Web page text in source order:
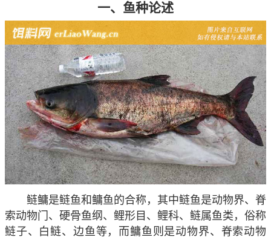
一、鱼种论述
鲢鳙是鲢鱼和鳙鱼的合称，其中鲢鱼是动物界、脊
索动物门、硬骨鱼纲、鲤形目、鲤科、鲢属鱼类，俗称
鲢子、白鲢、边鱼等，而鳙鱼则是动物界、脊索动物